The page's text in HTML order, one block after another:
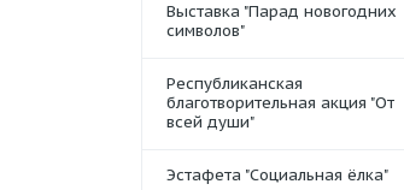
Выставка "Парад новогодних
символов"
Республиканская
благотворительная акция "От
всей души"
Эстафета "Социальная ёлка"